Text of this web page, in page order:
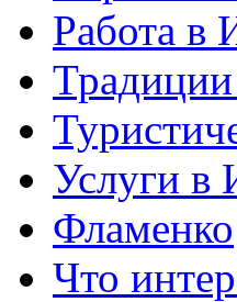
Работа в
Услуги в
Фламенко
Что